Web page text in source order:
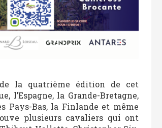
la quatrième édition de cet
l’Espagne, la Grande-Bretagne,
Pays-Bas, la Finlande et même
plusieurs cavaliers qui ont